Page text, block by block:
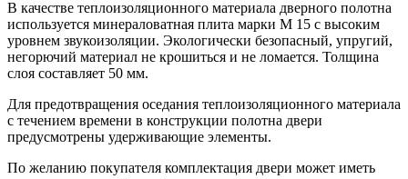
В качестве теплоизоляционного материала дверного полотна
используется минераловатная плита марки М 15 с высоким
уровнем звукоизоляции. Экологически безопасный, упругий,
негорючий материал не крошиться и не ломается. Толщина
слоя составляет 50 мм.
Для предотвращения оседания теплоизоляционного материала
с течением времени в конструкции полотна двери
предусмотрены удерживающие элементы.
По желанию покупателя комплектация двери может иметь